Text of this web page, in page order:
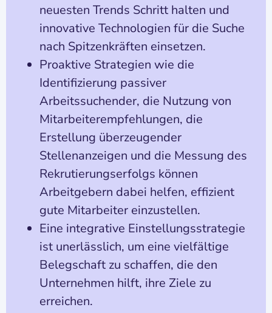
neuesten Trends Schritt halten und
innovative Technologien für die Suche
nach Spitzenkräften einsetzen.
Proaktive Strategien wie die
Identifizierung passiver
Arbeitssuchender, die Nutzung von
Mitarbeiterempfehlungen, die
Erstellung überzeugender
Stellenanzeigen und die Messung des
Rekrutierungserfolgs können
Arbeitgebern dabei helfen, effizient
gute Mitarbeiter einzustellen.
Eine integrative Einstellungsstrategie
ist unerlässlich, um eine vielfältige
Belegschaft zu schaffen, die den
Unternehmen hilft, ihre Ziele zu
erreichen.